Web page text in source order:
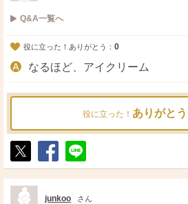
Q&A一覧へ
役に立った！ありがとう： 0
なるほど、アイクリーム
役に立った！ ありがとう
ポ
ス
ト
シ
ェ
送
る
junkoo さん